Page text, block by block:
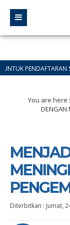
SPMB
You are here :
DENGAN
Diterbitkan : Jumat,